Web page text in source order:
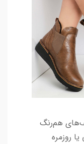
هم‌رنگ
روزمره